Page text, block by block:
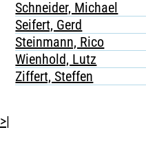
Schneider, Michael
Seifert, Gerd
Steinmann, Rico
Wienhold, Lutz
Ziffert, Steffen
>|